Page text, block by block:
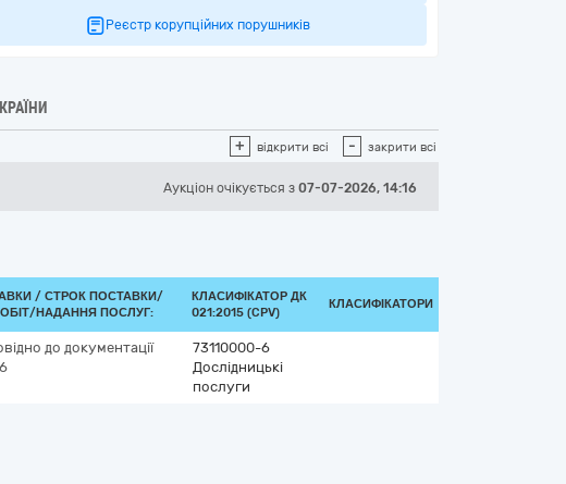
Реєстр корупційних порушників
+ відкрити всі - закрити всі
Аукціон очікується з 07-07-2026, 14:16
/ СТРОК ПОСТАВКИ/
НАДАННЯ ПОСЛУГ:
КЛАСИФІКАТОР ДК
021:2015 (CPV)
КЛАСИФІКАТОРИ
до документації
73110000-6
Дослідницькі
послуги